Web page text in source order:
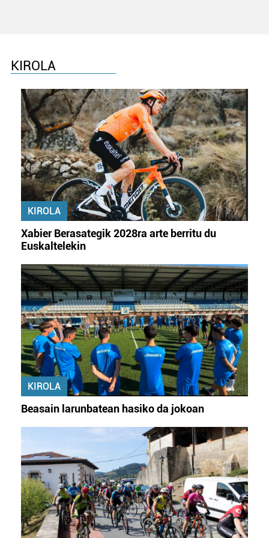
zerbitzuak hobetzeko asmoz, cookie teknologiaz
erabiltzeko baimen esplizitua ematen diguzu.Gehiago
irakurri
KIROLA
KIROLA
Xabier Berasategik 2028ra arte berritu du
Euskaltelekin
KIROLA
Beasain larunbatean hasiko da jokoan